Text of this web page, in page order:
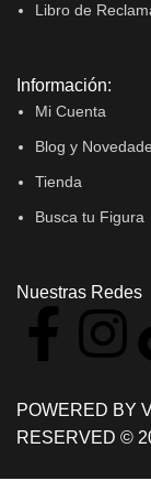
Libro de
Información:
Mi Cuenta
Blog y
Tienda
Busca tu Figura
Nuestras Redes
POWERED BY
RESERVED ©